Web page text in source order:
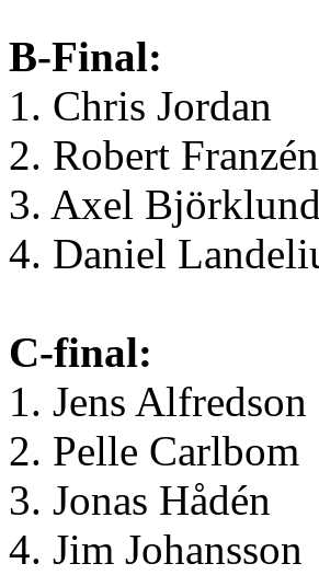
B-Final:
1. Chris Jordan
2. Robert Franzén
3. Axel Björklund
4. Daniel
C-final:
1. Jens Alfredson
2. Pelle Carlbom
3. Jonas Hådén
4. Jim Johansson